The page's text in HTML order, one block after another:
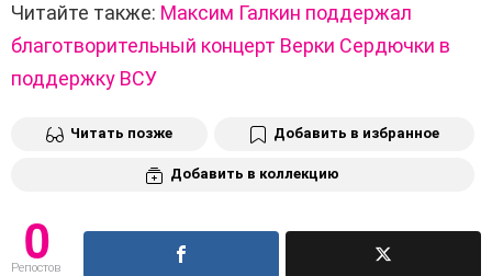
Читайте также: Максим Галкин поддержал
благотворительный концерт Верки Сердючки в
поддержку ВСУ
Читать позже Добавить в избранное
Добавить в коллекцию
0
Репостов